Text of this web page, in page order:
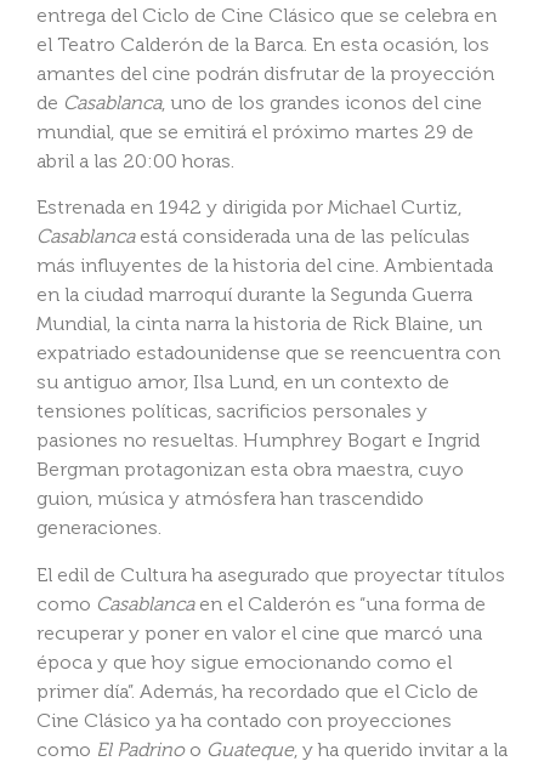
entrega del Ciclo de Cine Clásico que se celebra en
el Teatro Calderón de la Barca. En esta ocasión, los
amantes del cine podrán disfrutar de la proyección
de Casablanca, uno de los grandes iconos del cine
mundial, que se emitirá el próximo martes 29 de
abril a las 20:00 horas.
Estrenada en 1942 y dirigida por Michael Curtiz,
Casablancaestá considerada una de las películas
más influyentes de la historia del cine. Ambientada
en la ciudad marroquí durante la Segunda Guerra
Mundial, la cinta narra la historia de Rick Blaine, un
expatriado estadounidense que se reencuentra con
su antiguo amor, Ilsa Lund, en un contexto de
tensiones políticas, sacrificios personales y
pasiones no resueltas. Humphrey Bogart e Ingrid
Bergman protagonizan esta obra maestra, cuyo
guion, música y atmósfera han trascendido
generaciones.
El edil de Cultura ha asegurado que proyectar títulos
como Casablancaen el Calderón es “una forma de
recuperar y poner en valor el cine que marcó una
época y que hoy sigue emocionando como el
primer día”. Además, ha recordado que el Ciclo de
Cine Clásico ya ha contado con proyecciones
como El Padrinoo Guateque, y ha querido invitar a la